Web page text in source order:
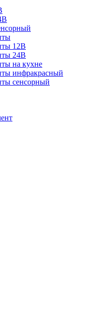
12В
24В
на кухне
инфракрасный
сенсорный